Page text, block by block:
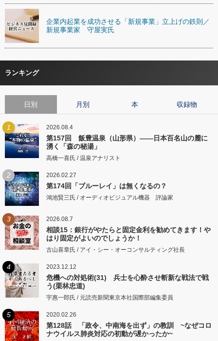
企業内起業を成功させる「新規事業」立上げの鉄則／
新規事業家 守屋実氏
ランキング
日別 月別 本 収録物
1 2026.08.4
第157回 飯豊温泉（山形県）――日本百名山の麓に
湧く「森の秘湯」
高橋一喜氏 / 温泉アナリスト
2 2026.02.27
第174回「ブルーレイ」は無くなるの？
鴻池賢三氏 / オーディオビジュアル機器 評論家
3 2026.08.7
相談15：銀行がやたらと固定金利を勧めてきます！や
はり固定がよいのでしょうか！
古山喜章氏 / アイ・シー・オーコンサルティング社長
4 2023.12.12
危機への対処術(31) 兵士を心酔させ斬新な戦法で戦
う(栗林忠道)
宇惠一郎氏 / 元読売新聞東京本社国際部編集委員
5 2020.02.26
第128話 「政令、中南海を出ず」の教訓 ~なぜコロ
ナウイルス肺炎対応の初動が遅かったか~